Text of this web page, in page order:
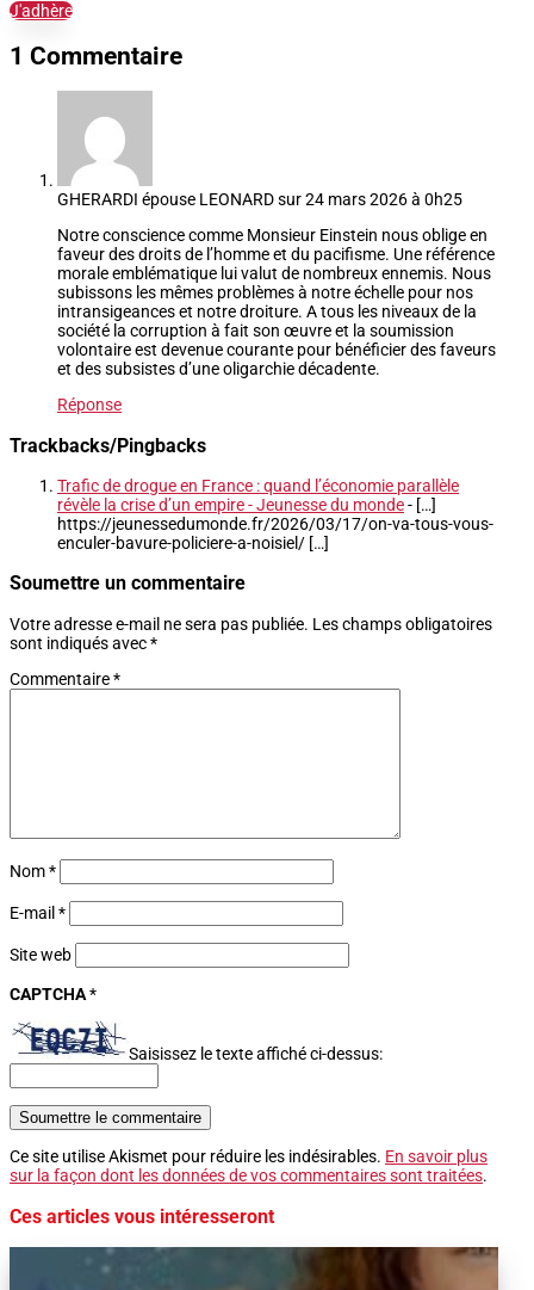
J'adhère
1 Commentaire
GHERARDI épouse LEONARDsur 24 mars 2026 à 0h25
Notre conscience comme Monsieur Einstein nous oblige en
faveur des droits de l’homme et du pacifisme. Une référence
morale emblématique lui valut de nombreux ennemis. Nous
subissons les mêmes problèmes à notre échelle pour nos
intransigeances et notre droiture. A tous les niveaux de la
société la corruption à fait son œuvre et la soumission
volontaire est devenue courante pour bénéficier des faveurs
et des subsistes d’une oligarchie décadente.
Réponse
Trackbacks/Pingbacks
Trafic de drogue en France : quand l’économie parallèle
révèle la crise d’un empire - Jeunesse du monde- […]
https://jeunessedumonde.fr/2026/03/17/on-va-tous-vous-
enculer-bavure-policiere-a-noisiel/ […]
Soumettre un commentaire
Votre adresse e-mail ne sera pas publiée. Les champs obligatoires
sont indiqués avec*
Commentaire*
Nom*
E-mail *
Site web
CAPTCHA*
Saisissez le texte affiché ci-dessus:
Soumettre le commentaire
Ce site utilise Akismet pour réduire les indésirables. En savoir plus
sur la façon dont les données de vos commentaires sont traitées.
Ces articles vous intéresseront